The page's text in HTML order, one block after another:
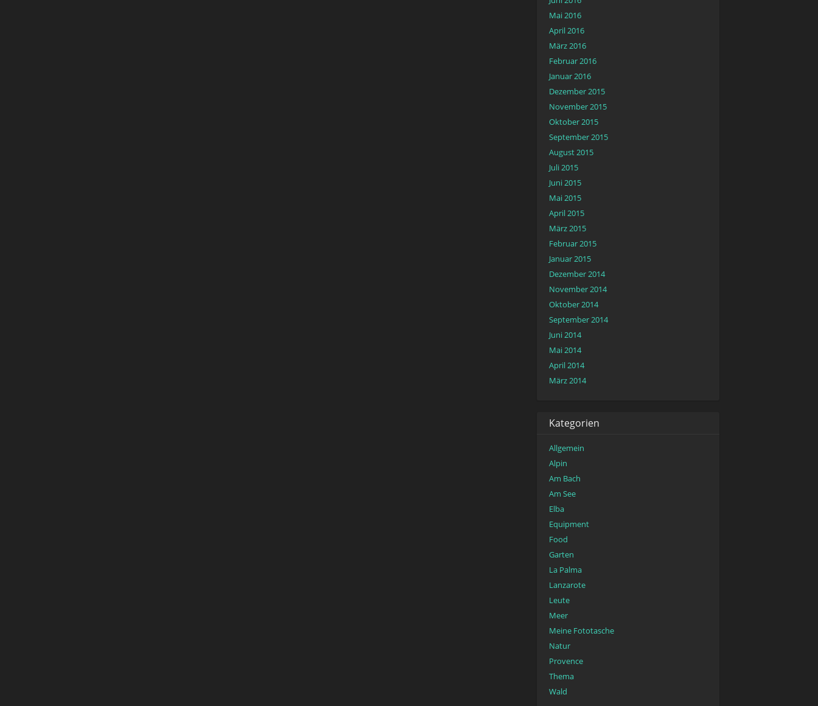
Mai 2016
April 2016
März 2016
Februar 2016
Januar 2016
Dezember 2015
November 2015
Oktober 2015
September 2015
August 2015
Juli 2015
Juni 2015
Mai 2015
April 2015
März 2015
Februar 2015
Januar 2015
Dezember 2014
November 2014
Oktober 2014
September 2014
Juni 2014
Mai 2014
April 2014
März 2014
Kategorien
Allgemein
Alpin
Am Bach
Am See
Elba
Equipment
Food
Garten
La Palma
Lanzarote
Leute
Meer
Meine Fototasche
Natur
Provence
Thema
Wald